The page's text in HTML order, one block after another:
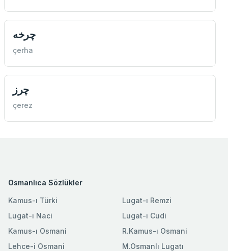
چرخه
çerha
چرز
çerez
Osmanlıca Sözlükler
Kamus-ı Türki
Lugat-ı Naci
Kamus-ı Osmani
Lehce-i Osmani
Lugat-ı Remzi
Lugat-ı Cudi
R.Kamus-ı Osmani
M.Osmanlı Lugatı